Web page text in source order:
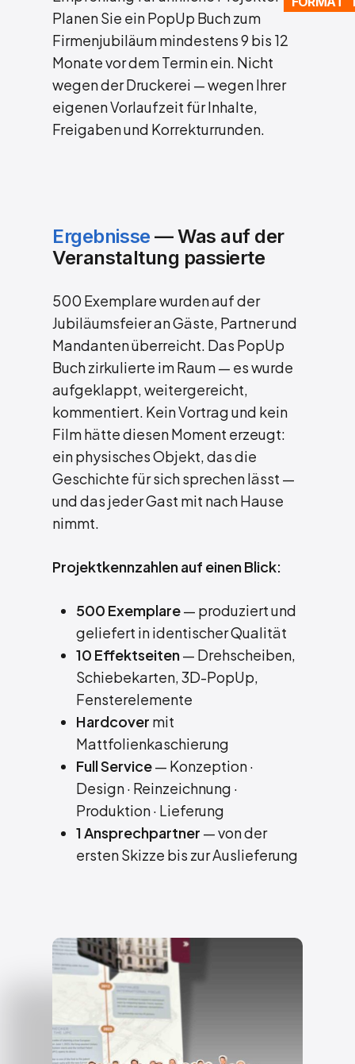
Planen Sie ein PopUp Buch zum
Firmenjubiläum mindestens 9 bis 12
Monate vor dem Termin ein. Nicht
wegen der Druckerei — wegen Ihrer
eigenen Vorlaufzeit für Inhalte,
Freigaben und Korrekturrunden.
Ergebnisse — Was auf der
Veranstaltung passierte
500 Exemplare wurden auf der
Jubiläumsfeier an Gäste, Partner und
Mandanten überreicht. Das PopUp
Buch zirkulierte im Raum — es wurde
aufgeklappt, weitergereicht,
kommentiert. Kein Vortrag und kein
Film hätte diesen Moment erzeugt:
ein physisches Objekt, das die
Geschichte für sich sprechen lässt —
und das jeder Gast mit nach Hause
nimmt.
Projektkennzahlen auf einen Blick:
500 Exemplare— produziert und
geliefert in identischer Qualität
10 Effektseiten— Drehscheiben,
Schiebekarten, 3D-PopUp,
Fensterelemente
Hardcover mit
Mattfolienkaschierung
Full Service— Konzeption ·
Design · Reinzeichnung ·
Produktion · Lieferung
1 Ansprechpartner — von der
ersten Skizze bis zur Auslieferung